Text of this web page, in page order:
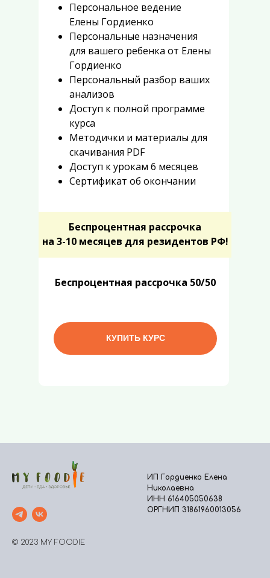
КУПИТЬ КУРС
Беспроцентная рассрочка
на 3-10 месяцев для резидентов РФ!
Персональное ведение
Елены Гордиенко
Персональные назначения
для вашего ребенка от Елены
Гордиенко
Персональный разбор ваших
анализов
Доступ к полной программе
курса
Методички и материалы для
скачивания PDF
Доступ к урокам 6 месяцев
Сертификат об окончании
Беспроцентная рассрочка 50/50
© 2023 MY FOODIE
ИП Гордиенко Елена
Николаевна
ИНН 616405050638
ОРГНИП 31861960013056